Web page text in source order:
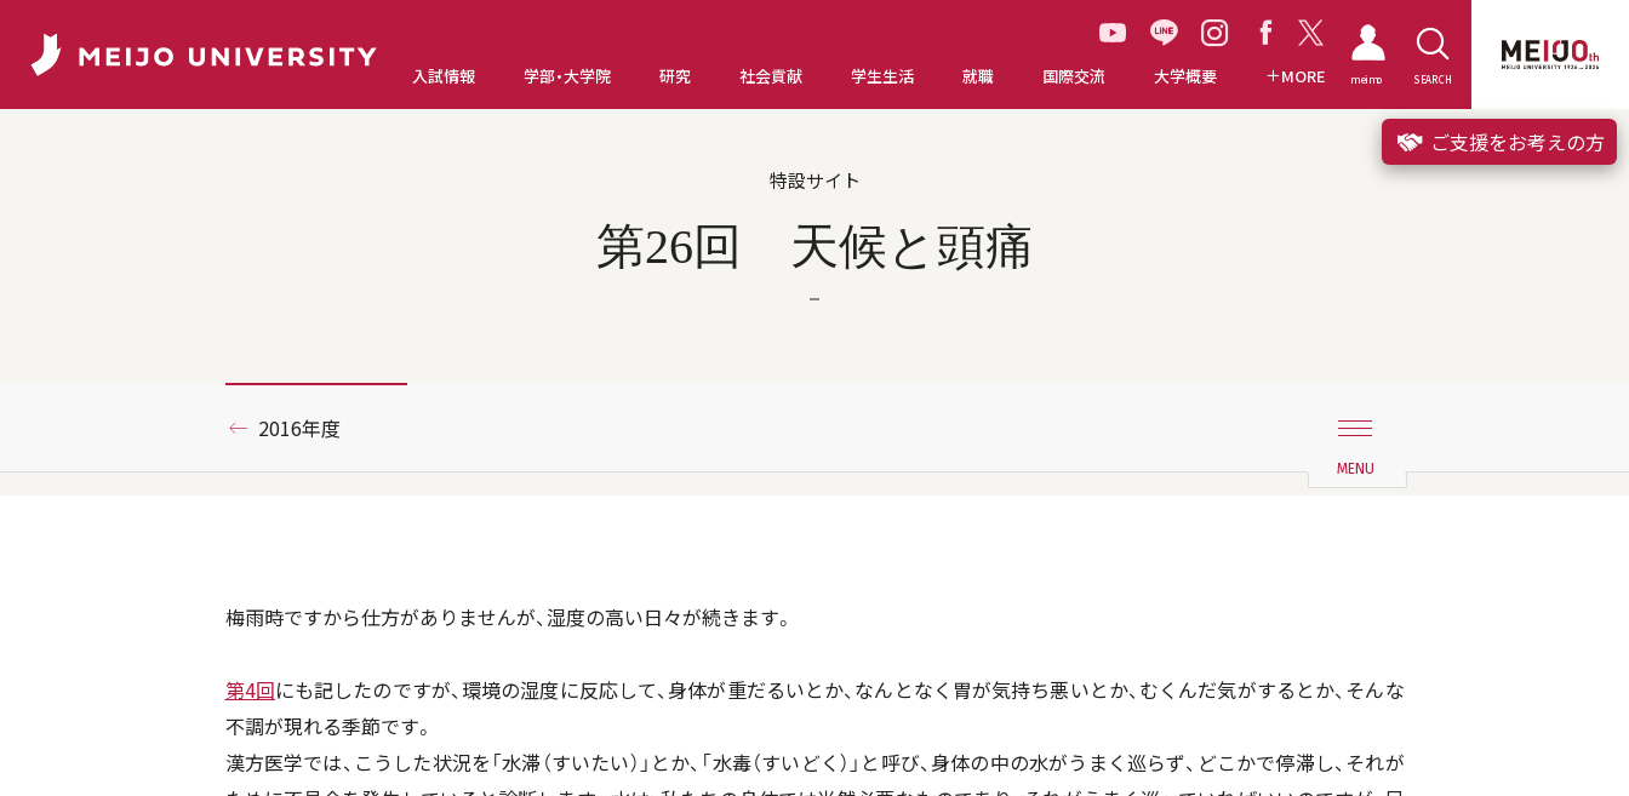
入試情報 学部・大学院 研究 社会貢献 学生生活 就職 国際交流 大学概要 MORE meimo SEARCH
ご支援をお考えの方
特設サイト
第26回 天候と頭痛
2016年度
梅雨時ですから仕方がありませんが、湿度の高い日々が続きます。
第4回にも記したのですが、環境の湿度に反応して、身体が重だるいとか、なんとなく胃が気持ち悪いとか、むくんだ気がするとか、そんな
不調が現れる季節です。
漢方医学では、こうした状況を「水滞（すいたい）」とか、「水毒（すいどく）」と呼び、身体の中の水がうまく巡らず、どこかで停滞し、それが